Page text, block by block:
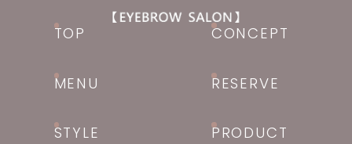
TOP CONCEPT
MENU RESERVE
STYLE PRODUCT